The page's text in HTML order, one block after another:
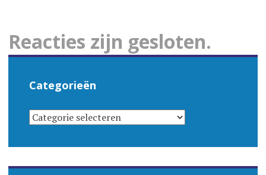
Reacties zijn gesloten.
Categorieën
CATEGORIEËN